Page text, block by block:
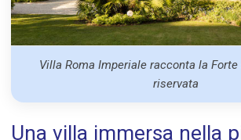
Villa Roma Imperiale racconta la
riservata
Una villa immersa nella